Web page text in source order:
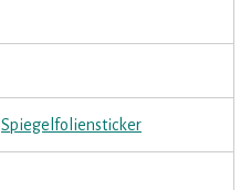
Spiegelfoliensticker